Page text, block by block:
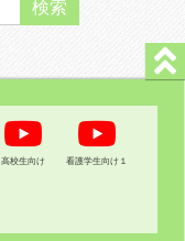
高校生向け 看護学生向け１